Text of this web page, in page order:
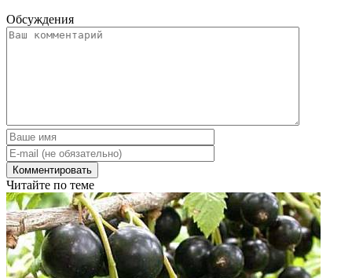
Обсуждения
Читайте по теме